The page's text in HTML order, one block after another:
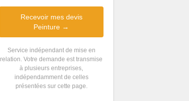
Recevoir mes devis
Peinture →
Service indépendant de mise en
relation. Votre demande est transmise
à plusieurs entreprises,
indépendamment de celles
présentées sur cette page.